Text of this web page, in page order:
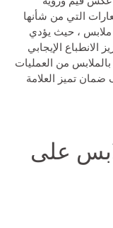
التي من شأنها
، حيث يؤدي
الانطباع الإيجابي
من العمليات
ضمان تميز العلامة
على